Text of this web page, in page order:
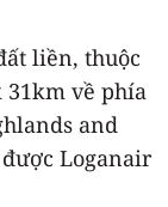
liền, thuộc
31km về phía
and
Loganair